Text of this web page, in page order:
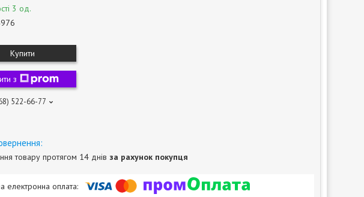
3 од.
Купити
з
522-66-77
товару протягом 14 днів за рахунок покупця